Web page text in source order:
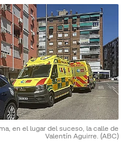
en el lugar del suceso, la calle de
Valentín Aguirre. (ABC)